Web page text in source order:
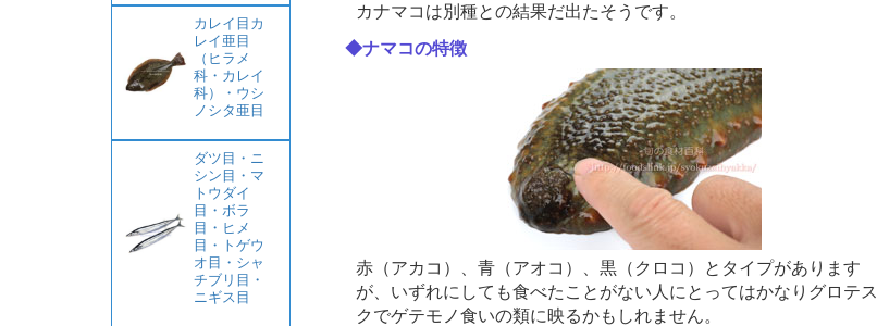
カナマコは別種との結果だ出たそうです。
◆ナマコの特徴
赤（アカコ）、青（アオコ）、黒（クロコ）とタイプがあります
が、いずれにしても食べたことがない人にとってはかなりグロテス
クでゲテモノ食いの類に映るかもしれません。
カレイ目カ
レイ亜目
（ヒラメ
科・カレイ
科）・ウシ
ノシタ亜目
ダツ目・ニ
シン目・マ
トウダイ
目・ボラ
目・ヒメ
目・トゲウ
オ目・シャ
チブリ目・
ニギス目